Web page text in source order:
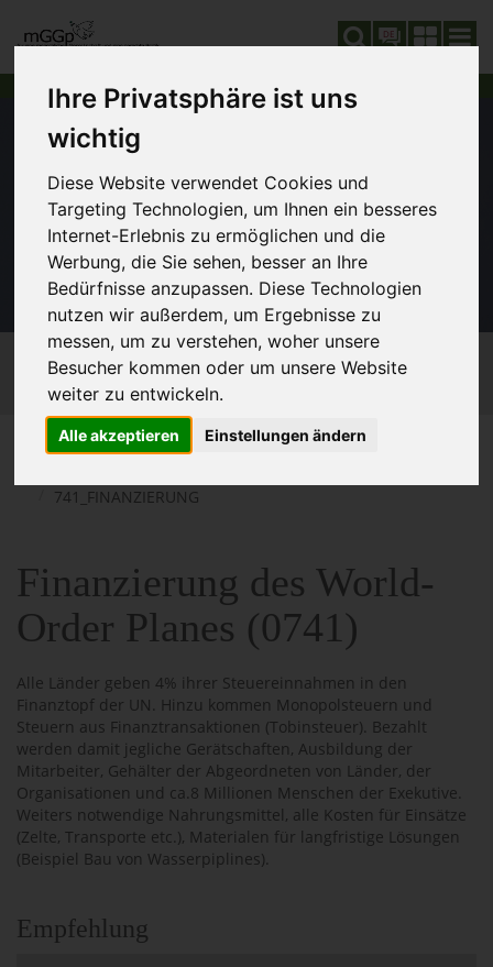
Ihre Privatsphäre ist uns
wichtig
Diese Website verwendet Cookies und
Targeting Technologien, um Ihnen ein besseres
Internet-Erlebnis zu ermöglichen und die
Werbung, die Sie sehen, besser an Ihre
Bedürfnisse anzupassen. Diese Technologien
nutzen wir außerdem, um Ergebnisse zu
messen, um zu verstehen, woher unsere
Besucher kommen oder um unsere Website
weiter zu entwickeln.
Alle akzeptieren Einstellungen ändern
DE
SIE SIND HIER: GLOBALISIERUNG
741_FINANZIERUNG
Finanzierung des World-
Order Planes (0741)
Alle Länder geben 4% ihrer Steuereinnahmen in den
Finanztopf der UN. Hinzu kommen Monopolsteuern und
Steuern aus Finanztransaktionen (Tobinsteuer). Bezahlt
werden damit jegliche Gerätschaften, Ausbildung der
Mitarbeiter, Gehälter der Abgeordneten von Länder, der
Organisationen und ca.8 Millionen Menschen der Exekutive.
Weiters notwendige Nahrungsmittel, alle Kosten für Einsätze
(Zelte, Transporte etc.), Materialen für langfristige Lösungen
(Beispiel Bau von Wasserpiplines).
Empfehlung